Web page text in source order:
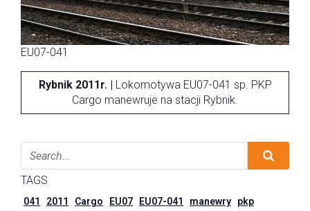
EU07-041
Rybnik 2011r. | Lokomotywa EU07-041 sp. PKP
Cargo manewruje na stacji Rybnik.
TAGS
041 2011 Cargo EU07 EU07-041 manewry
pkp